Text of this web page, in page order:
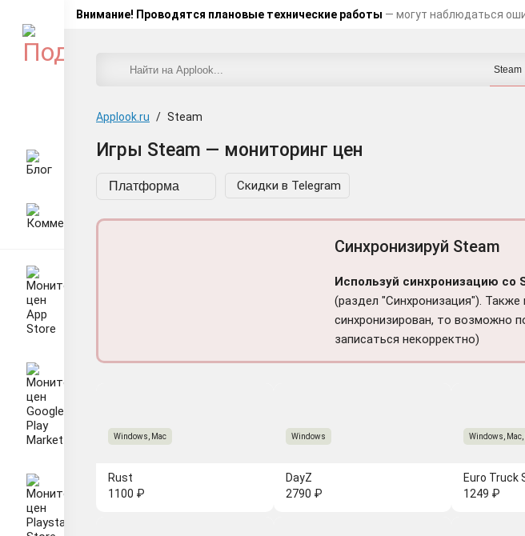
Внимание! Проводятся плановые технические работы — могут наблюдаться
Applook.ru / Steam
Игры Steam — мониторинг цен
Скидки в Telegram
Синхронизируй Steam
Используй синхронизацию со
(раздел "Синхронизация").
синхронизирован, то возможно
записаться некорректно)
Rust
Windows, Mac
1100 ₽
DayZ
Windows
2790 ₽
Euro Truck
Windows,
1249 ₽